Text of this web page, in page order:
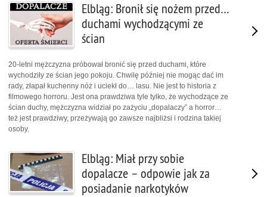
Elbląg: Bronił się nożem przed…
duchami wychodzącymi ze
ścian
20-letni mężczyzna próbował bronić się przed duchami, które
wychodziły ze ścian jego pokoju. Chwilę później nie mogąc dać im
rady, złapał kuchenny nóż i uciekł do… lasu. Nie jest to historia z
filmowego horroru. Jest ona prawdziwa tyle tylko, że wychodzące ze
ścian duchy, mężczyzna widział po zażyciu „dopalaczy” a horror…
też jest prawdziwy, przeżywają go zawsze najbliżsi i rodzina takiej
osoby.
Elbląg: Miał przy sobie
dopalacze – odpowie jak za
posiadanie narkotyków